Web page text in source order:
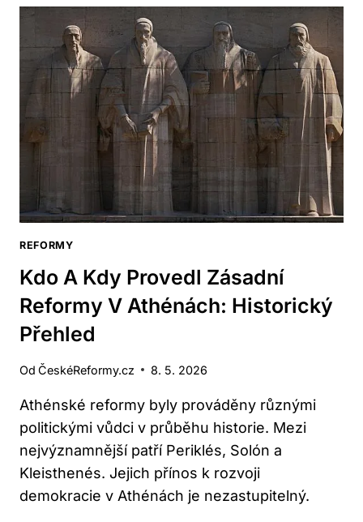
KLÍČOVÉ
NÁVRHY
A
VÝZVY
REFORMY
Kdo A Kdy Provedl Zásadní
Reformy V Athénách: Historický
Přehled
Od ČeskéReformy.cz 8. 5. 2026
Athénské reformy byly prováděny různými
politickými vůdci v průběhu historie. Mezi
nejvýznamnější patří Periklés, Solón a
Kleisthenés. Jejich přínos k rozvoji
demokracie v Athénách je nezastupitelný.